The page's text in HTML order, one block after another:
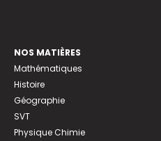
NOS MATIÈRES
Mathématiques
Histoire
Géographie
SVT
Physique Chimie